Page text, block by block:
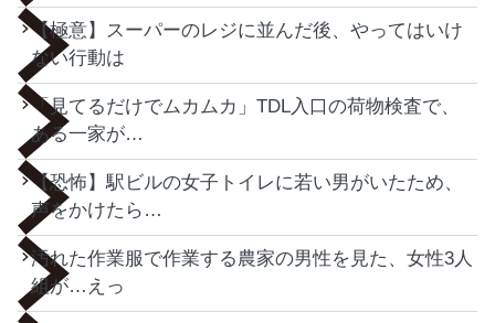
【極意】スーパーのレジに並んだ後、やってはいけ
ない行動は
「見てるだけでムカムカ」TDL入口の荷物検査で、
ある一家が…
【恐怖】駅ビルの女子トイレに若い男がいたため、
声をかけたら…
汚れた作業服で作業する農家の男性を見た、女性3人
組が…えっ